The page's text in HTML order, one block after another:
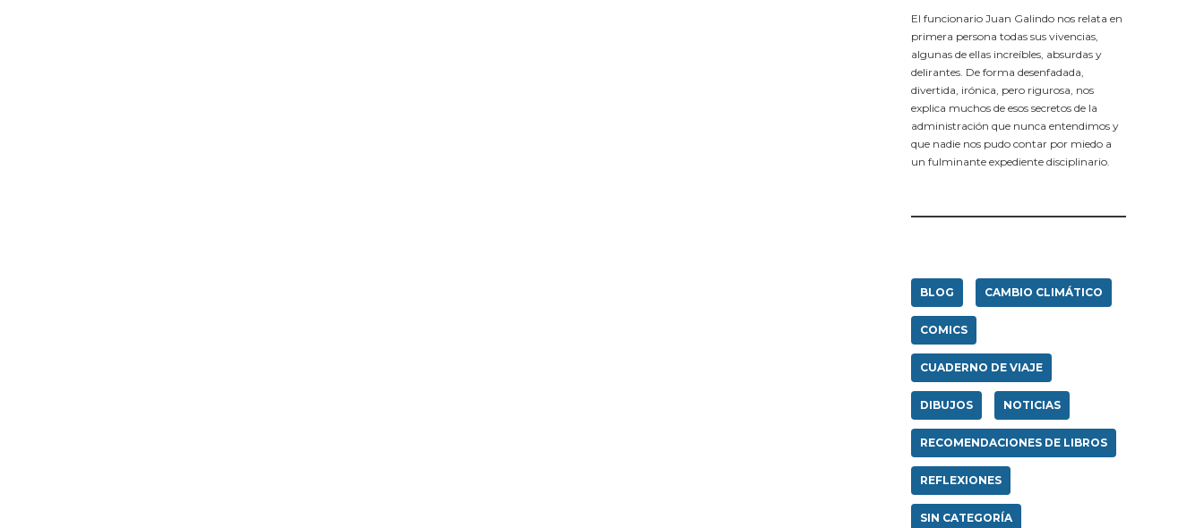
El funcionario Juan Galindo nos relata en
primera persona todas sus vivencias,
algunas de ellas increíbles, absurdas y
delirantes. De forma desenfadada,
divertida, irónica, pero rigurosa, nos
explica muchos de esos secretos de la
administración que nunca entendimos y
que nadie nos pudo contar por miedo a
un fulminante expediente disciplinario.
BLOG CAMBIO CLIMÁTICO
COMICS
CUADERNO DE VIAJE
DIBUJOS NOTICIAS
RECOMENDACIONES DE LIBROS
REFLEXIONES
SIN CATEGORÍA